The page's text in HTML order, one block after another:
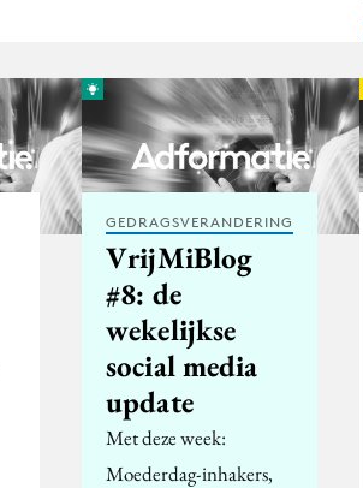
GEDRAGSVERANDERING
VrijMiBlog
#8: de
wekelijkse
social media
update
Met deze week:
Moederdag-inhakers,